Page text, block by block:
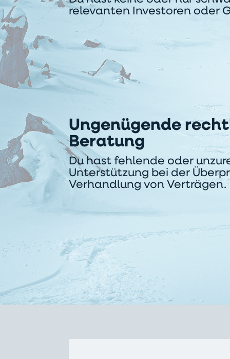
relevanten Investoren oder
Ungenügende
Beratung
Du hast fehlende oder
Unterstützung bei der
Verhandlung von Verträgen.